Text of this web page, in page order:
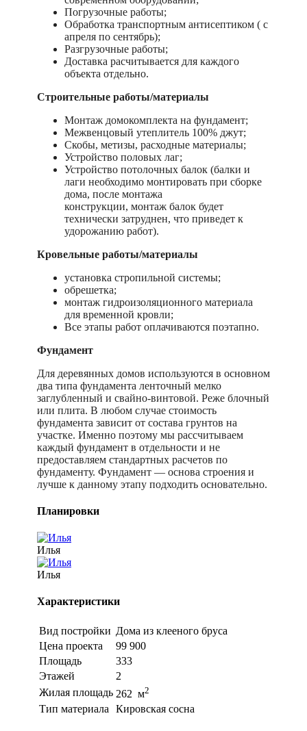
Погрузочные работы;
Обработка транспортным антисептиком ( с
апреля по сентябрь);
Разгрузочные работы;
Доставка расчитывается для каждого
объекта отдельно.
Строительные работы/материалы
Монтаж домокомплекта на фундамент;
Межвенцовый утеплитель 100% джут;
Скобы, метизы, расходные материалы;
Устройство половых лаг;
Устройство потолочных балок (балки и
лаги необходимо монтировать при сборке
дома, после монтажа
конструкции, монтаж балок будет
технически затруднен, что приведет к
удорожанию работ).
Кровельные работы/материалы
установка стропильной системы;
обрешетка;
монтаж гидроизоляционного материала
для временной кровли;
Все этапы работ оплачиваются поэтапно.
Фундамент
Для деревянных домов используются в основном
два типа фундамента ленточный мелко
заглубленный и свайно-винтовой. Реже блочный
или плита. В любом случае стоимость
фундамента зависит от состава грунтов на
участке. Именно поэтому мы рассчитываем
каждый фундамент в отдельности и не
предоставляем стандартных расчетов по
фундаменту. Фундамент — основа строения и
лучше к данному этапу подходить основательно.
Планировки
Илья
Илья
Характеристики
Вид постройки Дома из клееного бруса
Цена проекта
99 900
Площадь
333
Этажей
2
Жилая площадь 262 м2
Тип материала Кировская сосна